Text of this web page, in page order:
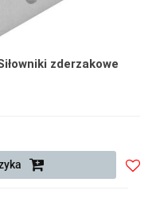
zderzakowe